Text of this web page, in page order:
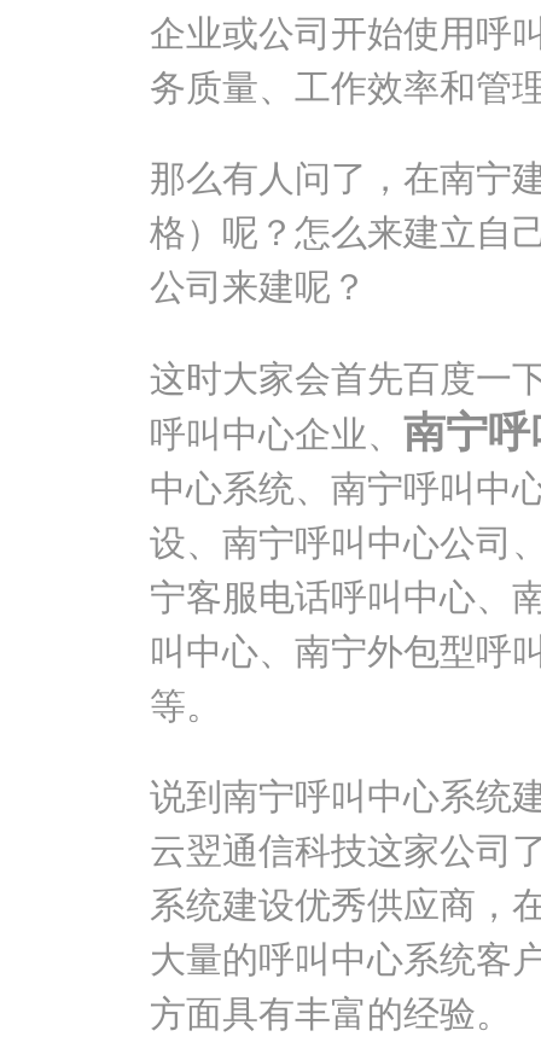
企业或公司开始使用呼
务质量、工作效率和管
那么有人问了，在南宁
格）呢？怎么来建立自
公司来建呢？
这时大家会首先百度一
呼叫中心企业、 南宁
中心系统、南宁呼叫中
设、南宁呼叫中心公司
宁客服电话呼叫中心、
叫中心、南宁外包型呼
等。
说到南宁呼叫中心系统
云翌通信科技这家公司
系统建设优秀供应商，
大量的呼叫中心系统客
方面具有丰富的经验。